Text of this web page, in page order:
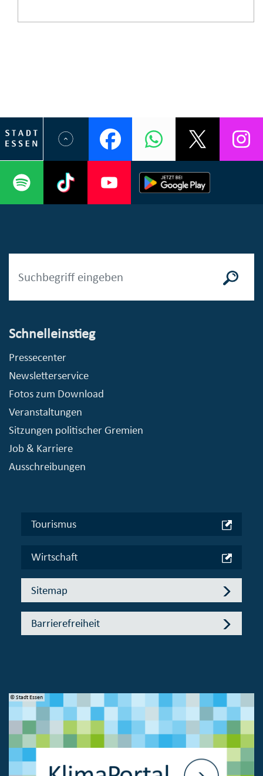
Schnelleinstieg
Pressecenter
Newsletterservice
Fotos zum Download
Veranstaltungen
Sitzungen politischer Gremien
Job & Karriere
Ausschreibungen
Tourismus
Wirtschaft
Sitemap
Barrierefreiheit
© Stadt Essen